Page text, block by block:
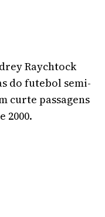
Raychtock
do futebol semi-
curte passagens
2000.